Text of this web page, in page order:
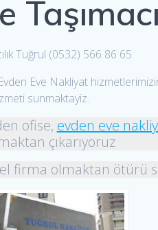
Tuğrul (0532) 566 86 65
Eve Nakliyat
sunmaktayiz.
ofise, evden eve
çıkarıyoruz
firma olmaktan ötürü